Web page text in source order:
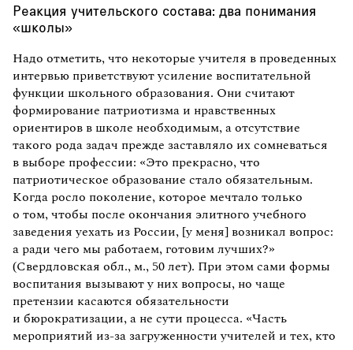
Реакция учительского состава: два понимания
«школы»
Надо отметить, что некоторые учителя в проведенных
интервью приветствуют усиление воспитательной
функции школьного образования. Они считают
формирование патриотизма и нравственных
ориентиров в школе необходимым, а отсутствие
такого рода задач прежде заставляло их сомневаться
в выборе профессии: «Это прекрасно, что
патриотическое образование стало обязательным.
Когда росло поколение, которое мечтало только
о том, чтобы после окончания элитного учебного
заведения уехать из России, [у меня] возникал вопрос:
а ради чего мы работаем, готовим лучших?»
(Свердловская обл., м., 50 лет). При этом сами формы
воспитания вызывают у них вопросы, но чаще
претензии касаются обязательности
и бюрократизации, а не сути процесса. «Часть
мероприятий из-за загруженности учителей и тех, кто